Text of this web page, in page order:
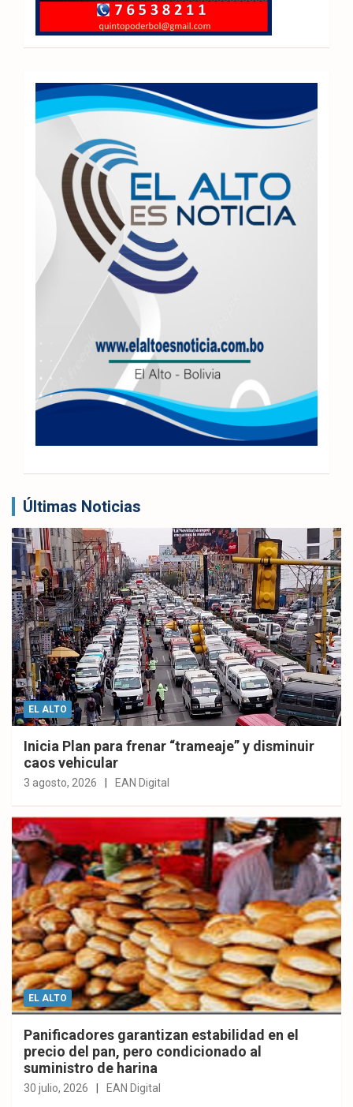
Últimas Noticias
EL ALTO
Inicia Plan para frenar “trameaje” y disminuir
caos vehicular
3 agosto, 2026 EAN Digital
EL ALTO
Panificadores garantizan estabilidad en el
precio del pan, pero condicionado al
suministro de harina
30 julio, 2026 EAN Digital